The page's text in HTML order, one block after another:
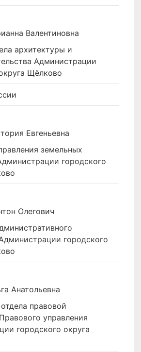
Валентиновна
архитектуры и
Администрации
Щёлково
Евгеньевна
земельных
городского
Олегович
городского
Анатольевна
правовой
управления
городского округа